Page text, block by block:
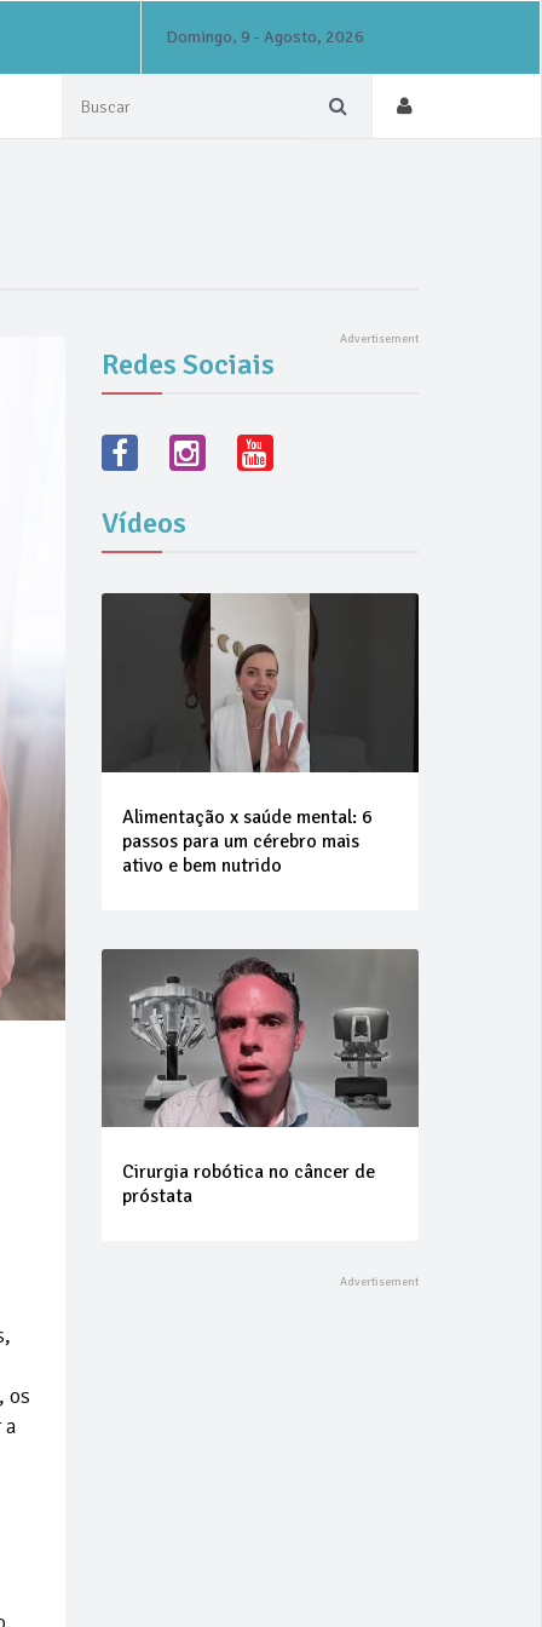
Domingo, 9 - Agosto, 2026
os
Redes Sociais
Vídeos
Alimentação x saúde mental: 6
passos para um cérebro mais
ativo e bem nutrido
Cirurgia robótica no câncer de
próstata